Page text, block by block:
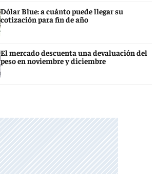
Dólar Blue: a cuánto puede llegar su
cotización para fin de año
El mercado descuenta una devaluación del
peso en noviembre y diciembre